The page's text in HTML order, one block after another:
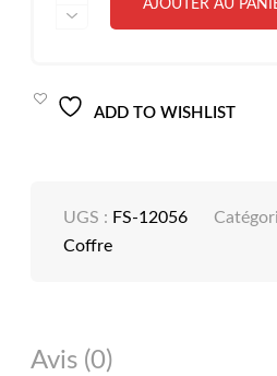
COFFRE
AJOUTER AU
ADD TO WISHLIST
UGS : FS-12056
Coffre
Avis (0)